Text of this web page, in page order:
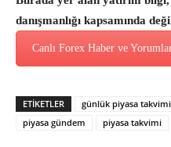
danışmanlığı kapsamında
Canlı Forex Haber ve
ETİKETLER günlük piyasa takvimi
piyasa gündem
piyasa takvimi